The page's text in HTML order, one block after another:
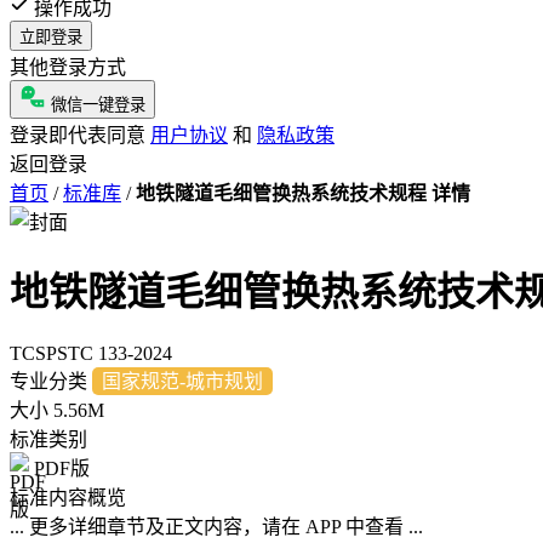
操作成功
立即登录
其他登录方式
微信一键登录
登录即代表同意 用户协议 和 隐私政策
返回登录
首页 / 标准库 / 地铁隧道毛细管换热系统技术规程 详情
地铁隧道毛细管换热系统技术
TCSPSTC 133-2024
专业分类
国家规范-城市规划
大小 5.56M
标准类别
PDF版
标准内容概览
... 更多详细章节及正文内容，请在 APP 中查看 ...